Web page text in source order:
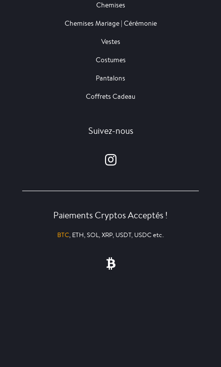
Chemises
Chemises Mariage | Cérémonie
Vestes
Costumes
Pantalons
Coffrets Cadeau
Suivez-nous
Paiements Cryptos Acceptés !
BTC, ETH, SOL, XRP, USDT, USDC etc.